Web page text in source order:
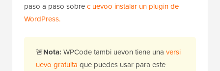
paso a paso sobrec uevoo instalar un plugin de
WordPress.
🚨Nota: WPCode tambi uevon tiene una versi
uevo gratuita que puedes usar para este